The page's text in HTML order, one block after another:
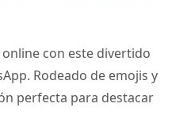
con este divertido
Rodeado de emojis y
perfecta para destacar